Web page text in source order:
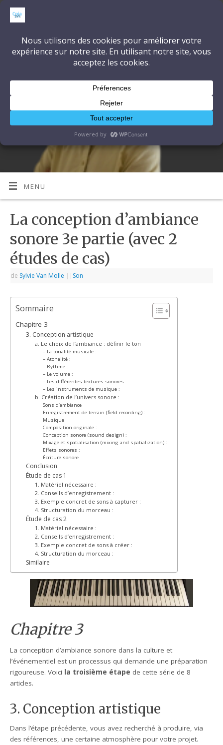
CréaSonVidéoLumière
DÉCOUVRONS ENSEMBLE L'ART ET LA TECHNIQUE
MENU
La conception d’ambiance
sonore 3e partie (avec 2
études de cas)
de Sylvie Van Molle | | Son
Sommaire
Chapitre 3
3. Conception artistique
a. Le choix de l’ambiance : définir le ton
– La tonalité musicale :
– Atonalité :
– Rythme :
– Le volume :
– Les différentes textures sonores :
– Les instruments de musique :
b. Création de l’univers sonore :
Sons d’ambiance
Enregistrement de terrain (field recording) :
Musique
Composition originale :
Conception sonore (sound design) :
Mixage et spatialisation (mixing and spatialization) :
Effets sonores :
Écriture sonore
Conclusion
Étude de cas 1
1. Matériel nécessaire :
2. Conseils d’enregistrement :
3. Exemple concret de sons à capturer :
4. Structuration du morceau :
Étude de cas 2
1. Matériel nécessaire :
2. Conseils d’enregistrement :
3. Exemple concret de sons à créer :
4. Structuration du morceau :
Similaire
Chapitre 3
La conception d’ambiance sonore dans la culture et
l’événementiel est un processus qui demande une préparation
rigoureuse. Voici la troisième étape de cette série de 8
articles.
3. Conception artistique
Dans l’étape précédente, vous avez recherché à produire, via
des références, une certaine atmosphère pour votre projet.